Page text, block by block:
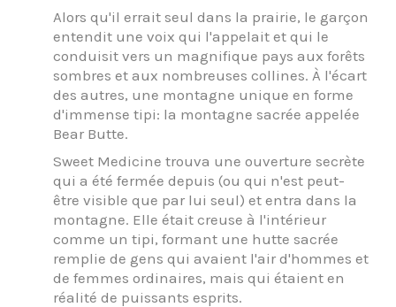
Alors qu'il errait seul dans la prairie, le garçon
entendit une voix qui l'appelait et qui le
conduisit vers un magnifique pays aux forêts
sombres et aux nombreuses collines. À l'écart
des autres, une montagne unique en forme
d'immense tipi: la montagne sacrée appelée
Bear Butte.
Sweet Medicine trouva une ouverture secrète
qui a été fermée depuis (ou qui n'est peut-
être visible que par lui seul) et entra dans la
montagne. Elle était creuse à l'intérieur
comme un tipi, formant une hutte sacrée
remplie de gens qui avaient l'air d'hommes et
de femmes ordinaires, mais qui étaient en
réalité de puissants esprits.